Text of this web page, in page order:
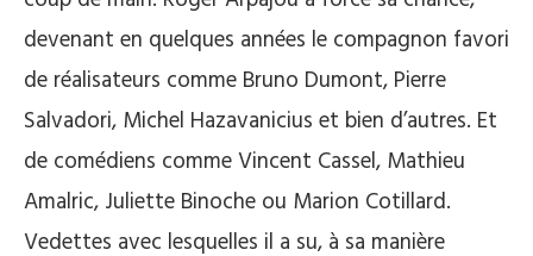
devenant en quelques années le compagnon favori
de réalisateurs comme Bruno Dumont, Pierre
Salvadori, Michel Hazavanicius et bien d’autres. Et
de comédiens comme Vincent Cassel, Mathieu
Amalric, Juliette Binoche ou Marion Cotillard.
Vedettes avec lesquelles il a su, à sa manière